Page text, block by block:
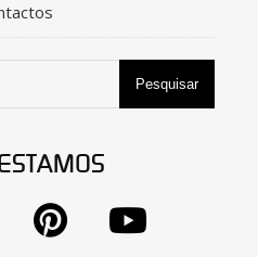
Pesquisar